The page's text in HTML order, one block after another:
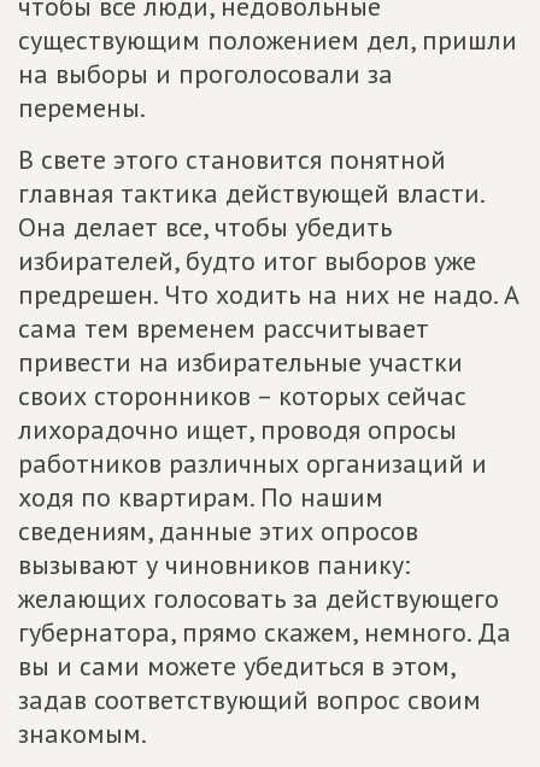
существующим положением дел, пришли
на выборы и проголосовали за
перемены.
В свете этого становится понятной
главная тактика действующей власти.
Она делает все, чтобы убедить
избирателей, будто итог выборов уже
предрешен. Что ходить на них не надо. А
сама тем временем рассчитывает
привести на избирательные участки
своих сторонников – которых сейчас
лихорадочно ищет, проводя опросы
работников различных организаций и
ходя по квартирам. По нашим
сведениям, данные этих опросов
вызывают у чиновников панику:
желающих голосовать за действующего
губернатора, прямо скажем, немного. Да
вы и сами можете убедиться в этом,
задав соответствующий вопрос своим
знакомым.